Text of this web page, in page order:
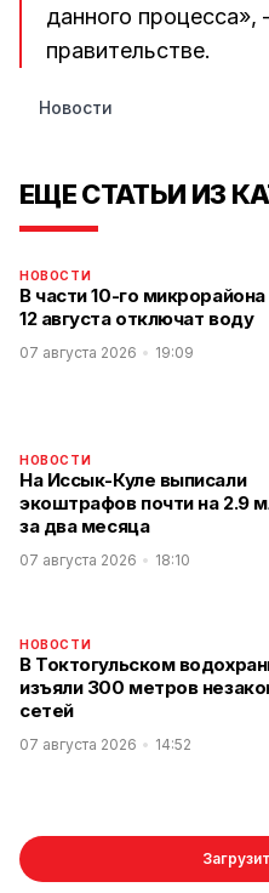
данного
правительстве.
Новости
ЕЩЕ СТАТЬИ ИЗ
НОВОСТИ
В части 10-го
12 августа отключат воду
07 августа 2026 19:09
НОВОСТИ
На Иссык-Куле выписали
экоштрафов почти на 2.9
за два месяца
07 августа 2026 18:10
НОВОСТИ
В Токтогульском
изъяли 300 метров
сетей
07 августа 2026 14:52